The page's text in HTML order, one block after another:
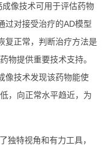
像技术可用于评估药物
过对接受治疗的AD模型
复正常，判断治疗方法是
物提供重要技术支持。
像技术发现该药物能使
，向正常水平趋近，为
独特视角和有力工具，